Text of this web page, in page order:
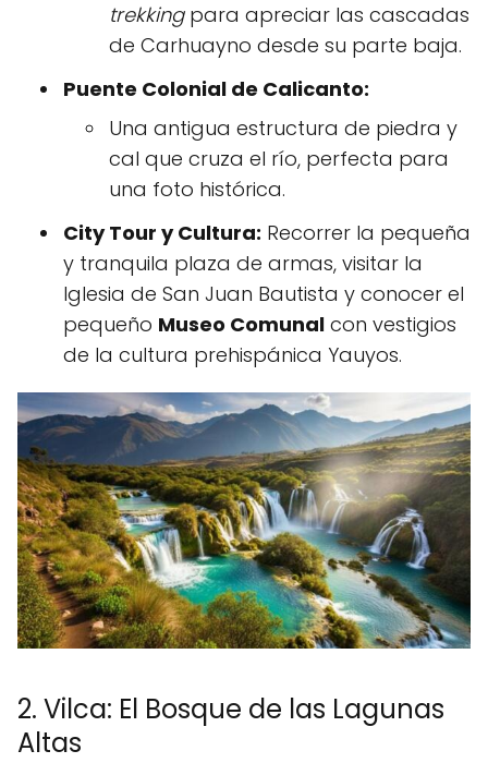
trekkingpara apreciar las cascadas
de Carhuayno desde su parte baja.
Puente Colonial de Calicanto:
Una antigua estructura de piedra y
cal que cruza el río, perfecta para
una foto histórica.
City Tour y Cultura: Recorrer la pequeña
y tranquila plaza de armas, visitar la
Iglesia de San Juan Bautista y conocer el
pequeño Museo Comunal con vestigios
de la cultura prehispánica Yauyos.
2. Vilca: El Bosque de las Lagunas
Altas